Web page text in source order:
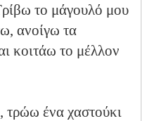
το μάγουλό μου
ανοίγω τα
κοιτάω το μέλλον
ένα χαστούκι